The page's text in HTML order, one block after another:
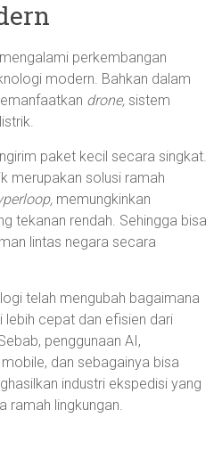
perkembangan
modern. Bahkan dalam
drone, sistem
paket kecil secara singkat.
merupakan solusi ramah
memungkinkan
tekanan rendah. Sehingga bisa
lintas negara secara
telah mengubah bagaimana
lebih cepat dan efisien dari
penggunaan AI,
dan sebagainya bisa
industri ekspedisi yang
ramah lingkungan.